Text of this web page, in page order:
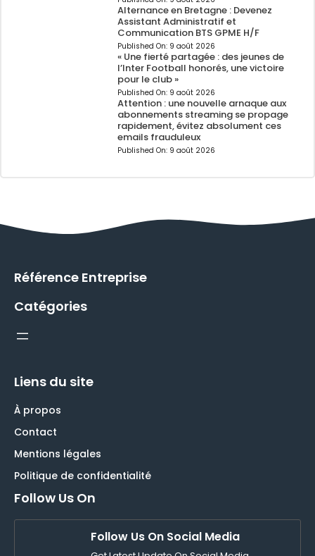
Alternance en Bretagne : Devenez
Assistant Administratif et
Communication BTS GPME H/F
Published On: 9 août 2026
« Une fierté partagée : des jeunes de
l’Inter Football honorés, une victoire
pour le club »
Published On: 9 août 2026
Attention : une nouvelle arnaque aux
abonnements streaming se propage
rapidement, évitez absolument ces
emails frauduleux
Published On: 9 août 2026
Référence Entreprise
Catégories
Liens du site
À propos
Contact
Mentions légales
Politique de confidentialité
Follow Us On
Follow Us On Social Media